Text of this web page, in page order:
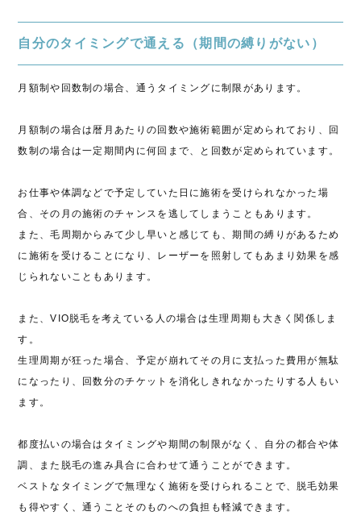
自分のタイミングで通える（期間の縛りがない）
月額制や回数制の場合、通うタイミングに制限があります。
月額制の場合は暦月あたりの回数や施術範囲が定められており、回
数制の場合は一定期間内に何回まで、と回数が定められています。
お仕事や体調などで予定していた日に施術を受けられなかった場
合、その月の施術のチャンスを逃してしまうこともあります。
また、毛周期からみて少し早いと感じても、期間の縛りがあるため
に施術を受けることになり、レーザーを照射してもあまり効果を感
じられないこともあります。
また、VIO脱毛を考えている人の場合は生理周期も大きく関係しま
す。
生理周期が狂った場合、予定が崩れてその月に支払った費用が無駄
になったり、回数分のチケットを消化しきれなかったりする人もい
ます。
都度払いの場合はタイミングや期間の制限がなく、自分の都合や体
調、また脱毛の進み具合に合わせて通うことができます。
ベストなタイミングで無理なく施術を受けられることで、脱毛効果
も得やすく、通うことそのものへの負担も軽減できます。